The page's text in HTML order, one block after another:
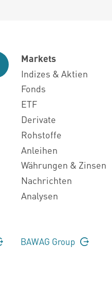
Markets
Indizes & Aktien
Fonds
ETF
Derivate
Rohstoffe
Anleihen
Währungen & Zinsen
Nachrichten
Analysen
BAWAG Group